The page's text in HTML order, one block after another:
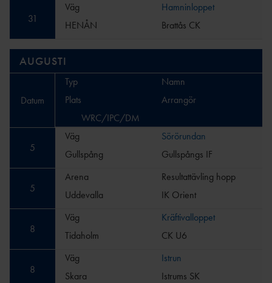
31
Väg
Hamninloppet
HENÅN
Brattås CK
AUGUSTI
Datum
Typ
Namn
Plats
Arrangör
WRC/IPC/DM
5
Väg
Sörörundan
Gullspång
Gullspångs IF
5
Arena
Resultattävling hopp
Uddevalla
IK Orient
8
Väg
Kräftivalloppet
Tidaholm
CK U6
8
Väg
Istrun
Skara
Istrums SK